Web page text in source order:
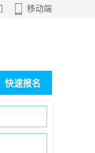
移动端
快速报名